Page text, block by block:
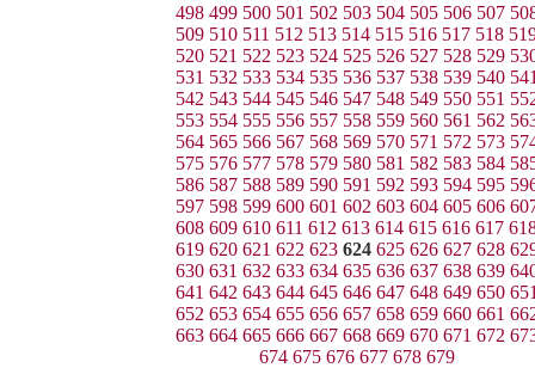
498 499 500 501 502 503 504 505 506 507
509 510 511 512 513 514 515 516 517 518
520 521 522 523 524 525 526 527 528 529
531 532 533 534 535 536 537 538 539 540
542 543 544 545 546 547 548 549 550 551
553 554 555 556 557 558 559 560 561 562
564 565 566 567 568 569 570 571 572 573
575 576 577 578 579 580 581 582 583 584
586 587 588 589 590 591 592 593 594 595
597 598 599 600 601 602 603 604 605 606
608 609 610 611 612 613 614 615 616 617
619 620 621 622 623 624 625 626 627 628
630 631 632 633 634 635 636 637 638 639
641 642 643 644 645 646 647 648 649 650
652 653 654 655 656 657 658 659 660 661
663 664 665 666 667 668 669 670 671 672
674 675 676 677 678 679